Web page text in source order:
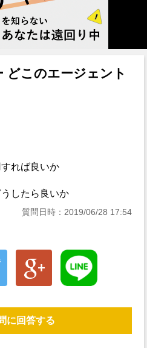
どこのエージェント
れば良いか
したら良いか
質問日時：2019/06/28 17:54
に回答する